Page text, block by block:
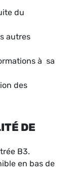
du
autres
à sa
des
DE
B3.
en bas de